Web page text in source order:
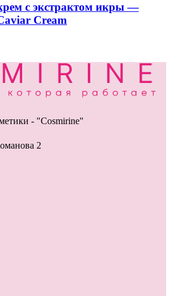
с экстрактом икры —
Cream
- "Cosmirine"
2